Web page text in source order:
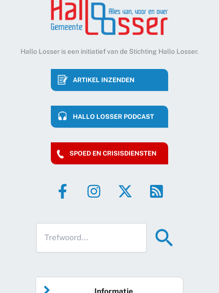
Hallo Losser is een initiatief van de Stichting Hallo Losser.
ARTIKEL INZENDEN
HALLO LOSSER PODCAST
SPOED EN CRISISDIENSTEN
Informatie